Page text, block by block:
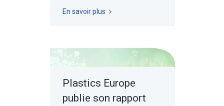
En savoir plus
Plastics Europe
publie son rapport